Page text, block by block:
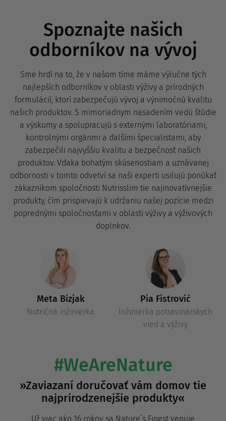
Spoznajte našich
odborníkov na vývoj
Sme hrdí na to, že v našom tíme máme výlučne tých
najlepších odborníkov v oblasti výživy a prírodných
formulácií, ktorí zabezpečujú vývoj a výnimočnú kvalitu
našich produktov. S mimoriadnym nasadením vedú štúdie
a výskumy a spolupracujú s externými laboratóriami,
kontrolnými orgánmi a ďalšími špecialistami, aby
zabezpečili najvyššiu kvalitu a bezpečnosť našich
produktov. Vďaka bohatým skúsenostiam a uznávanej
odbornosti v tomto odvetví sa naši experti usilujú ponúkať
zákazníkom spoločnosti Nutrisslim tie najinovatívnejšie
produkty, čím prispievajú k udržaniu našej pozície medzi
poprednými spoločnosťami v oblasti výživy a výživových
doplnkov.
Meta Bizjak
Nutričná inžinierka
Pia Fistrović
Inžinierka potravinárskych
vied a výživy
#WeAreNature
»Zaviazaní doručovať vám domov tie
najprirodzenejšie produkty«
Už viac ako 16 rokov sa Nature’s Finest venuje